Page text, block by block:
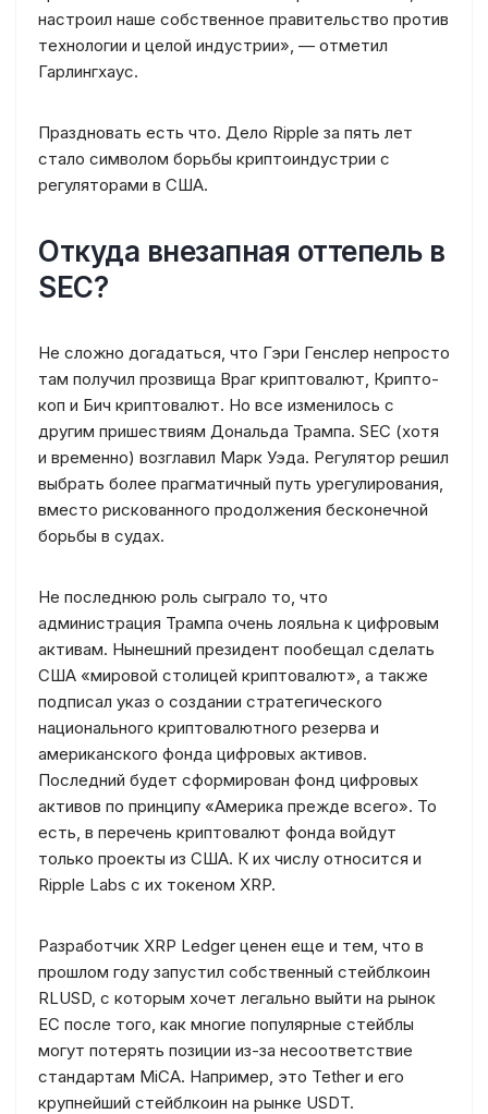
настроил наше собственное правительство против
технологии и целой индустрии», — отметил
Гарлингхаус.
Праздновать есть что. Дело Ripple за пять лет
стало символом борьбы криптоиндустрии с
регуляторами в США.
Откуда внезапная оттепель в
SEC?
Не сложно догадаться, что Гэри Генслер непросто
там получил прозвища Враг криптовалют, Крипто-
коп и Бич криптовалют. Но все изменилось с
другим пришествиям Дональда Трампа. SEC (хотя
и временно) возглавил Марк Уэда. Регулятор решил
выбрать более прагматичный путь урегулирования,
вместо рискованного продолжения бесконечной
борьбы в судах.
Не последнюю роль сыграло то, что
администрация Трампа очень лояльна к цифровым
активам. Нынешний президент пообещал сделать
США «мировой столицей криптовалют», а также
подписал указ о создании стратегического
национального криптовалютного резерва и
американского фонда цифровых активов.
Последний будет сформирован фонд цифровых
активов по принципу «Америка прежде всего». То
есть, в перечень криптовалют фонда войдут
только проекты из США. К их числу относится и
Ripple Labs с их токеном XRP.
Разработчик XRP Ledger ценен еще и тем, что в
прошлом году запустил собственный стейблкоин
RLUSD, с которым хочет легально выйти на рынок
ЕС после того, как многие популярные стейблы
могут потерять позиции из-за несоответствие
стандартам MiCA. Например, это Tether и его
крупнейший стейблкоин на рынке USDT.